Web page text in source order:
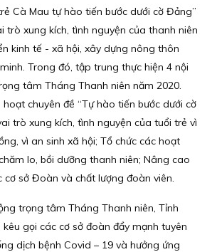
Cà Mau tự hào tiến bước dưới cờ Đảng”
trò xung kích, tình nguyện của thanh niên
kinh tế - xã hội, xây dựng nông thôn
Trong đó, tập trung thực hiện 4 nội
tâm Tháng Thanh niên năm 2020.
chuyên đề “Tự hào tiến bước dưới cờ
trò xung kích, tình nguyện của tuổi trẻ vì
vì an sinh xã hội; Tổ chức các hoạt
lo, bồi dưỡng thanh niên; Nâng cao
cơ sở Đoàn và chất lượng đoàn viên.
trọng tâm Tháng Thanh niên, Tỉnh
gọi các cơ sở đoàn đẩy mạnh tuyên
dịch bệnh Covid – 19 và hưởng ứng